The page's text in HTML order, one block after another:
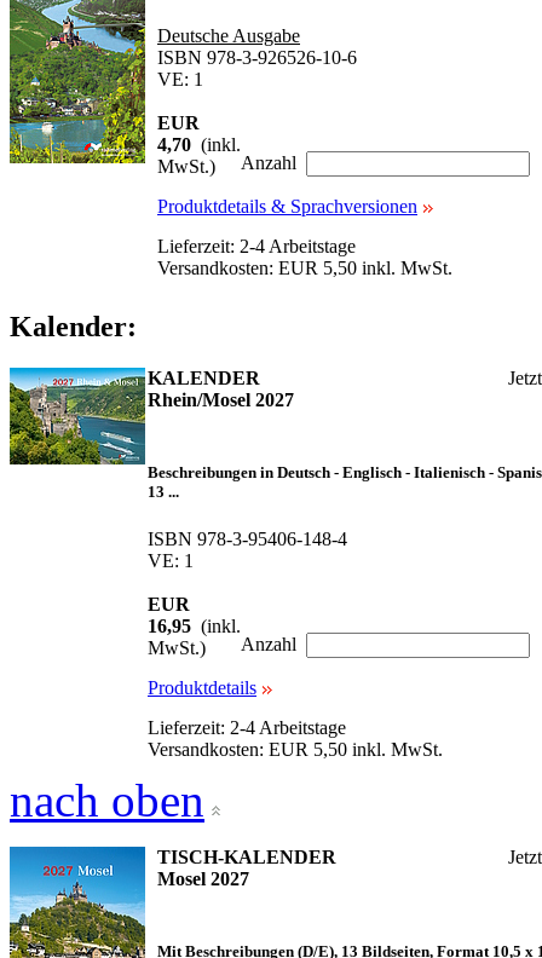
Deutsche Ausgabe
ISBN 978-3-926526-10-6
VE: 1
EUR
4,70 (inkl.
MwSt.)
Anzahl
Produktdetails & Sprachversionen
Lieferzeit: 2-4 Arbeitstage
Versandkosten: EUR 5,50 inkl. MwSt.
Kalender:
KALENDER
Rhein/Mosel 2027
Beschreibungen in Deutsch - Englisch - Italienisch -
13 ...
ISBN 978-3-95406-148-4
VE: 1
EUR
16,95 (inkl.
MwSt.)
Anzahl
Produktdetails
Lieferzeit: 2-4 Arbeitstage
Versandkosten: EUR 5,50 inkl. MwSt.
nach oben
TISCH-KALENDER
Mosel 2027
Mit Beschreibungen (D/E), 13 Bildseiten, Format 10,5 x